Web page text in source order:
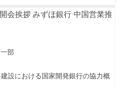
会挨拶 みずほ銀行 中国営業推
部
設における国家開発銀行の協力概